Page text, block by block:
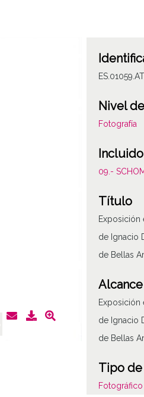
Nivel
Fotografía
09.-
Título
Exposición
de Ignacio
de Bellas
Exposición
de Ignacio
de Bellas
Tipo
Fotográfico